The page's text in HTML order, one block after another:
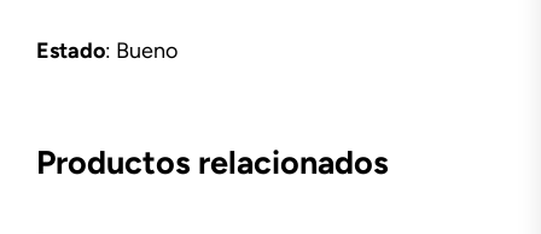
Estado: Bueno
Productos relacionados